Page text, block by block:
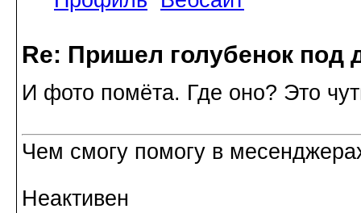
Re: Пришел голубенок под
И фото помёта. Где оно? Это
Чем смогу помогу в
Неактивен